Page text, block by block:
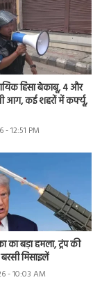
हिंसा बेकाबू, 4 और
आग, कई शहरों में कर्फ्यू,
- 12:51 PM
का बड़ा हमला, ट्रंप की
मिसाइलें
- 10:03 AM